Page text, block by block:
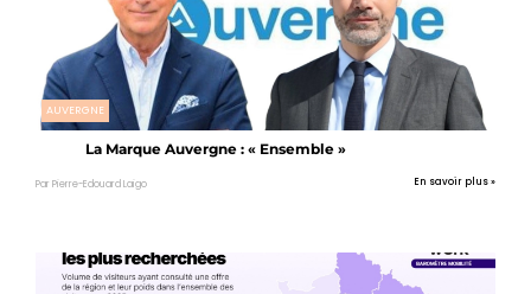
AUVERGNE
La Marque Auvergne : « Ensemble »
Par Pierre-Edouard Laigo En savoir plus »